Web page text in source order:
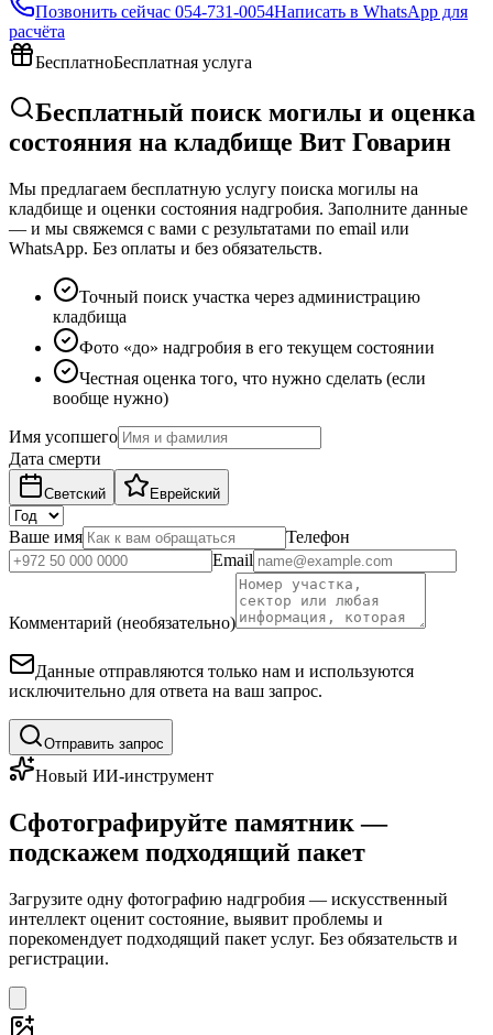
Позвонить сейчас 054-731-0054Написать в WhatsApp для
расчёта
БесплатноБесплатная услуга
Бесплатный поиск могилы и оценка
состояния на кладбище Вит Говарин
Мы предлагаем бесплатную услугу поиска могилы на
кладбище и оценки состояния надгробия. Заполните данные
— и мы свяжемся с вами с результатами по email или
WhatsApp. Без оплаты и без обязательств.
Точный поиск участка через администрацию
кладбища
Фото «до» надгробия в его текущем состоянии
Честная оценка того, что нужно сделать (если
вообще нужно)
Имя усопшего
Дата смерти
Светский Еврейский
Ваше имя
Телефон
Email
Комментарий (необязательно)
Данные отправляются только нам и используются
исключительно для ответа на ваш запрос.
Отправить запрос
Новый ИИ-инструмент
Сфотографируйте памятник —
подскажем подходящий пакет
Загрузите одну фотографию надгробия — искусственный
интеллект оценит состояние, выявит проблемы и
порекомендует подходящий пакет услуг. Без обязательств и
регистрации.